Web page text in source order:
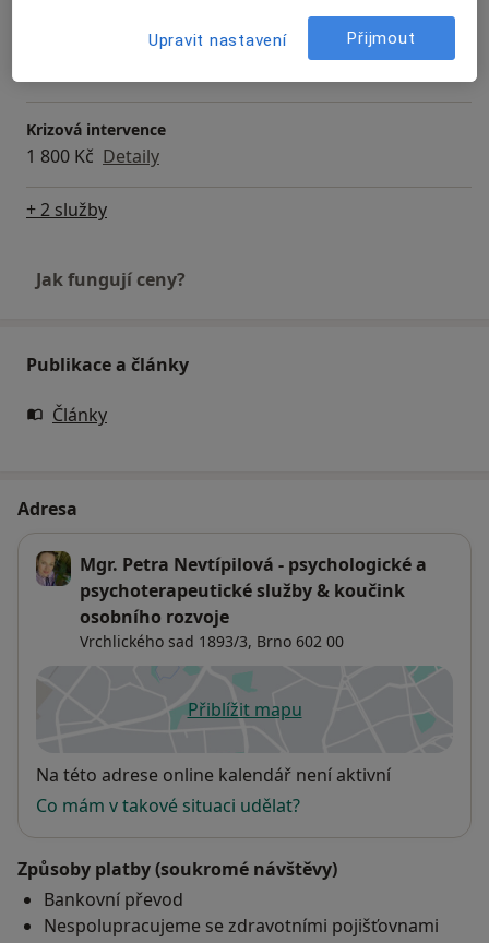
Krizová intervence
1 800 Kč Detaily
+ 2 služby
Jak fungují ceny?
Publikace a články
Články
Adresa
Mgr. Petra Nevtípilová - psychologické a
psychoterapeutické služby & koučink
osobního rozvoje
Vrchlického sad 1893/3, Brno 602 00
Přiblížit mapuse otevře v nové záložce
Dostupnost
Na této adrese online kalendář není aktivní
Co mám v takové situaci udělat?
Způsoby platby (soukromé návštěvy)
Bankovní převod
Nespolupracujeme se zdravotními pojišťovnami
Upravit nastavení Přijmout